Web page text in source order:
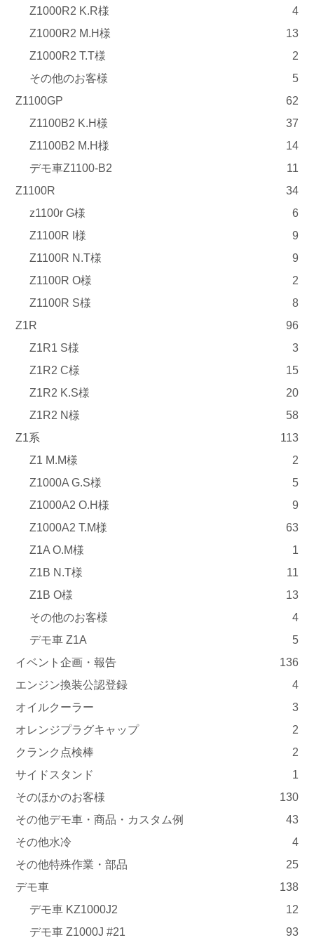
Z1000R2 K.R様
4
Z1000R2 M.H様
13
Z1000R2 T.T様
2
その他のお客様
5
Z1100GP
62
Z1100B2 K.H様
37
Z1100B2 M.H様
14
デモ車Z1100-B2
11
Z1100R
34
z1100r G様
6
Z1100R I様
9
Z1100R N.T様
9
Z1100R O様
2
Z1100R S様
8
Z1R
96
Z1R1 S様
3
Z1R2 C様
15
Z1R2 K.S様
20
Z1R2 N様
58
Z1系
113
Z1 M.M様
2
Z1000A G.S様
5
Z1000A2 O.H様
9
Z1000A2 T.M様
63
Z1A O.M様
1
Z1B N.T様
11
Z1B O様
13
その他のお客様
4
デモ車 Z1A
5
イベント企画・報告
136
エンジン換装公認登録
4
オイルクーラー
3
オレンジプラグキャップ
2
クランク点検棒
2
サイドスタンド
1
そのほかのお客様
130
その他デモ車・商品・カスタム例
43
その他水冷
4
その他特殊作業・部品
25
デモ車
138
デモ車 KZ1000J2
12
デモ車 Z1000J #21
93